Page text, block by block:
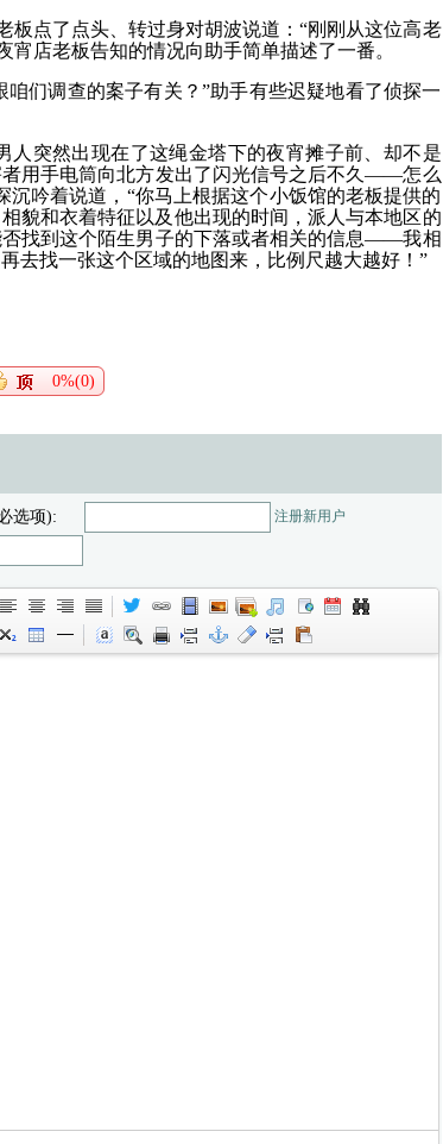
板点了点头、转过身对胡波说道：“刚刚从这位高老
店老板告知的情况向助手简单描述了一番。
们调查的案子有关？”助手有些迟疑地看了侦探一
人突然出现在了这绳金塔下的夜宵摊子前、却不是
用手电筒向北方发出了闪光信号之后不久——怎么
吟着说道，“你马上根据这个小饭馆的老板提供的
貌和衣着特征以及他出现的时间，派人与本地区的
找到这个陌生男子的下落或者相关的信息——我相
去找一张这个区域的地图来，比例尺越大越好！”
0%(0)
选项): 注册新用户